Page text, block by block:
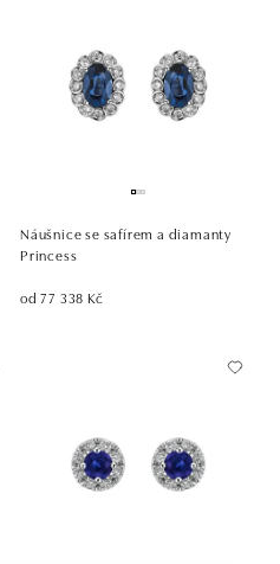
Náušnice se safírem a diamanty
Princess
od 77 338 Kč